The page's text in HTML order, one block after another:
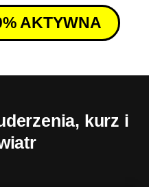
AKTYWNA
kurz i